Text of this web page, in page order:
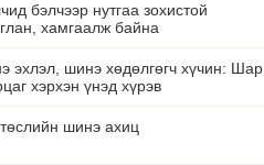
бэлчээр нутгаа зохистой
хамгаалж байна
эхлэл, шинэ хөдөлгөгч хүчин: Шар
хэрхэн үнэд хүрэв
шинэ ахиц